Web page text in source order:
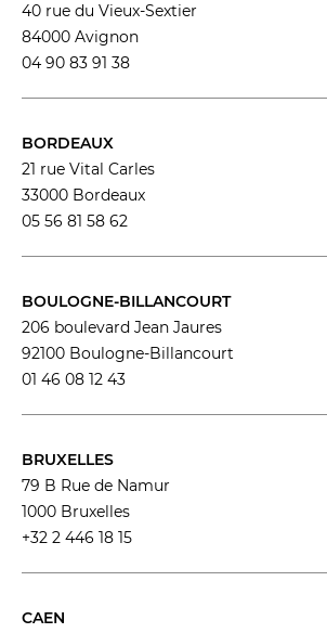
40 rue du Vieux-Sextier
84000 Avignon
04 90 83 91 38
BORDEAUX
21 rue Vital Carles
33000 Bordeaux
05 56 81 58 62
BOULOGNE-BILLANCOURT
206 boulevard Jean Jaures
92100 Boulogne-Billancourt
01 46 08 12 43
BRUXELLES
79 B Rue de Namur
1000 Bruxelles
+32 2 446 18 15
CAEN